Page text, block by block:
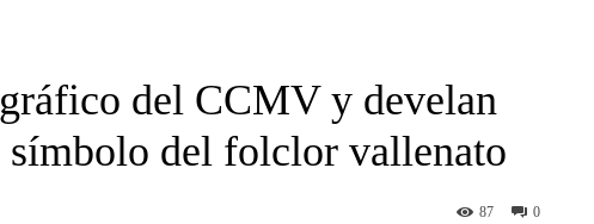
del CCMV y develan
símbolo del folclor vallenato
0
87